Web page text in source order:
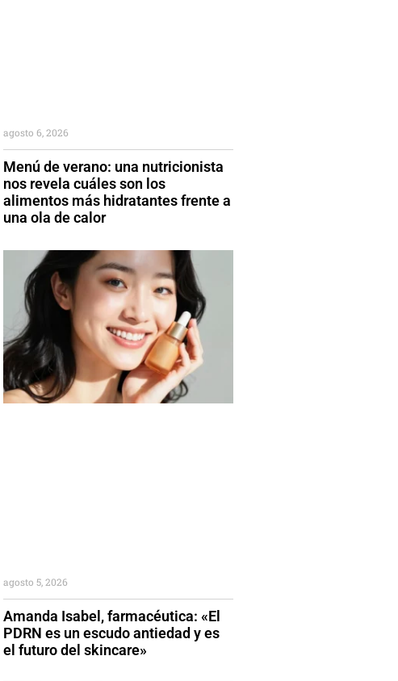
Menú de verano: una nutricionista
nos revela cuáles son los
alimentos más hidratantes frente a
una ola de calor
agosto 6, 2026
Amanda Isabel, farmacéutica: «El
PDRN es un escudo antiedad y es
el futuro del skincare»
agosto 5, 2026